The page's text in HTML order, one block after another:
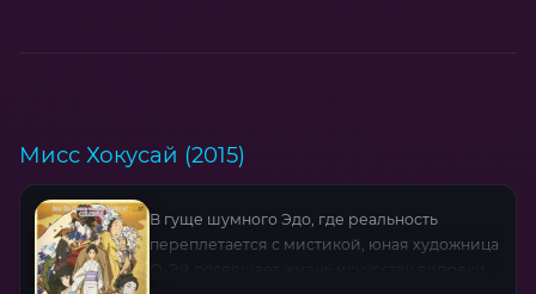
Мисс Хокусай (2015)
В гуще шумного Эдо, где реальность
переплетается с мистикой, юная художница